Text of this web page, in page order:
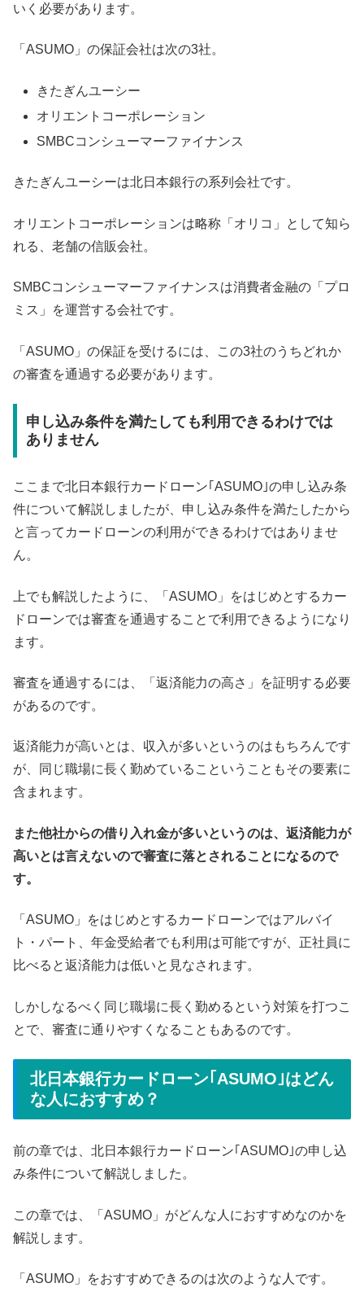
いく必要があります。
「ASUMO」の保証会社は次の3社。
きたぎんユーシー
オリエントコーポレーション
SMBCコンシューマーファイナンス
きたぎんユーシーは北日本銀行の系列会社です。
オリエントコーポレーションは略称「オリコ」として知ら
れる、老舗の信販会社。
SMBCコンシューマーファイナンスは消費者金融の「プロ
ミス」を運営する会社です。
「ASUMO」の保証を受けるには、この3社のうちどれか
の審査を通過する必要があります。
申し込み条件を満たしても利用できるわけでは
ありません
ここまで北日本銀行カードローン｢ASUMO｣の申し込み条
件について解説しましたが、申し込み条件を満たしたから
と言ってカードローンの利用ができるわけではありませ
ん。
上でも解説したように、「ASUMO」をはじめとするカー
ドローンでは審査を通過することで利用できるようになり
ます。
審査を通過するには、「返済能力の高さ」を証明する必要
があるのです。
返済能力が高いとは、収入が多いというのはもちろんです
が、同じ職場に長く勤めているこということもその要素に
含まれます。
また他社からの借り入れ金が多いというのは、返済能力が
高いとは言えないので審査に落とされることになるので
す。
「ASUMO」をはじめとするカードローンではアルバイ
ト・パート、年金受給者でも利用は可能ですが、正社員に
比べると返済能力は低いと見なされます。
しかしなるべく同じ職場に長く勤めるという対策を打つこ
とで、審査に通りやすくなることもあるのです。
北日本銀行カードローン｢ASUMO｣はどん
な人におすすめ？
前の章では、北日本銀行カードローン｢ASUMO｣の申し込
み条件について解説しました。
この章では、「ASUMO」がどんな人におすすめなのかを
解説します。
「ASUMO」をおすすめできるのは次のような人です。